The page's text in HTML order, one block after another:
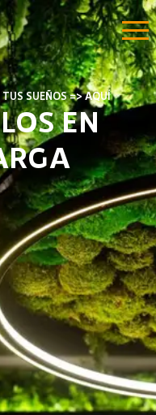
TUS SUEÑOS => AQUÍ
EN